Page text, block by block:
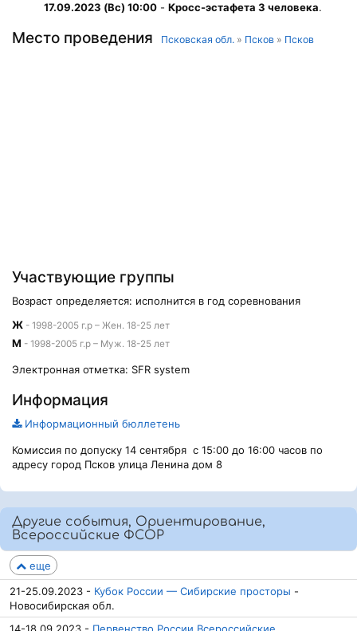
17.09.2023 (Вс) 10:00 - Кросс-эстафета 3 человека.
Место проведения Псковская обл. » Псков » Псков
Участвующие группы
Возраст определяется: исполнится в год соревнования
Ж - 1998-2005 г.р – Жен. 18-25 лет
М - 1998-2005 г.р – Муж. 18-25 лет
Электронная отметка: SFR system
Информация
Информационный бюллетень
Комиссия по допуску 14 сентября с 15:00 до 16:00 часов по
адресу город Псков улица Ленина дом 8
Другие события, Ориентирование,
Всероссийские ФСОР
еще
21-25.09.2023 - Кубок России — Сибирские просторы -
Новосибирская обл.